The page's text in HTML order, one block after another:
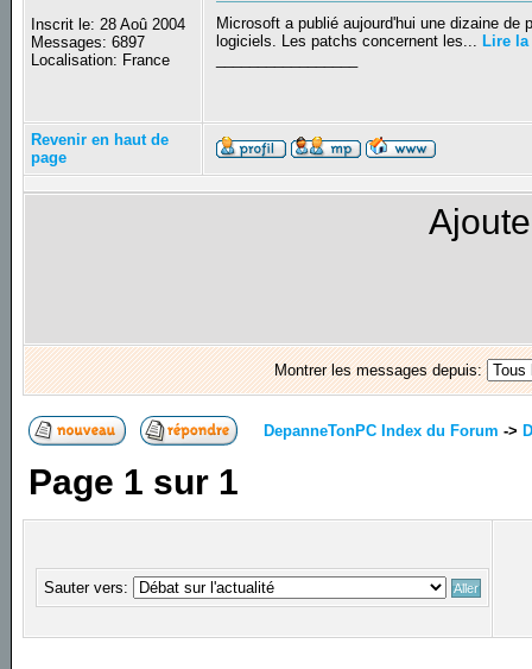
Inscrit le: 28 Aoû 2004
Messages: 6897
Localisation: France
Microsoft a publié aujourd'hui une dizaine
logiciels. Les patchs concernent les... Lire
Revenir en haut de
page
Montrer les messages depuis:
DepanneTonPC Index du Forum ->
Page 1 sur 1
Sauter vers: